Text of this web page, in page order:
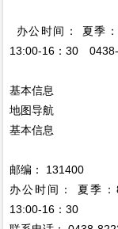
办公时间： 夏季
13:00-16：30
基本信息
地图导航
基本信息
邮编： 131400
办公时间： 夏季：
13:00-16：30